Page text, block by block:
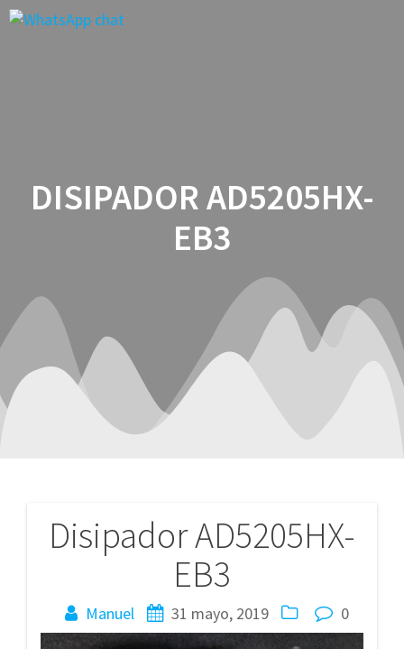
DISIPADOR AD5205HX-
EB3
Disipador AD5205HX-
EB3
Manuel 31 mayo, 2019 0
Navegación
entradas